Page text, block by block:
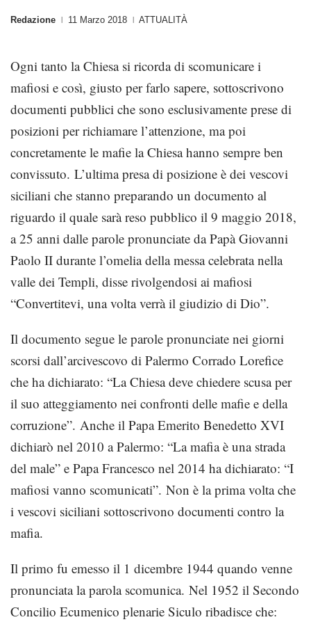
Redazione 11 Marzo 2018 ATTUALITÀ
Ogni tanto la Chiesa si ricorda di scomunicare i
mafiosi e così, giusto per farlo sapere, sottoscrivono
documenti pubblici che sono esclusivamente prese di
posizioni per richiamare l’attenzione, ma poi
concretamente le mafie la Chiesa hanno sempre ben
convissuto. L’ultima presa di posizione è dei vescovi
siciliani che stanno preparando un documento al
riguardo il quale sarà reso pubblico il 9 maggio 2018,
a 25 anni dalle parole pronunciate da Papà Giovanni
Paolo II durante l’omelia della messa celebrata nella
valle dei Templi, disse rivolgendosi ai mafiosi
“Convertitevi, una volta verrà il giudizio di Dio”.
Il documento segue le parole pronunciate nei giorni
scorsi dall’arcivescovo di Palermo Corrado Lorefice
che ha dichiarato: “La Chiesa deve chiedere scusa per
il suo atteggiamento nei confronti delle mafie e della
corruzione”. Anche il Papa Emerito Benedetto XVI
dichiarò nel 2010 a Palermo: “La mafia è una strada
del male” e Papa Francesco nel 2014 ha dichiarato: “I
mafiosi vanno scomunicati”. Non è la prima volta che
i vescovi siciliani sottoscrivono documenti contro la
mafia.
Il primo fu emesso il 1 dicembre 1944 quando venne
pronunciata la parola scomunica. Nel 1952 il Secondo
Concilio Ecumenico plenarie Siculo ribadisce che: